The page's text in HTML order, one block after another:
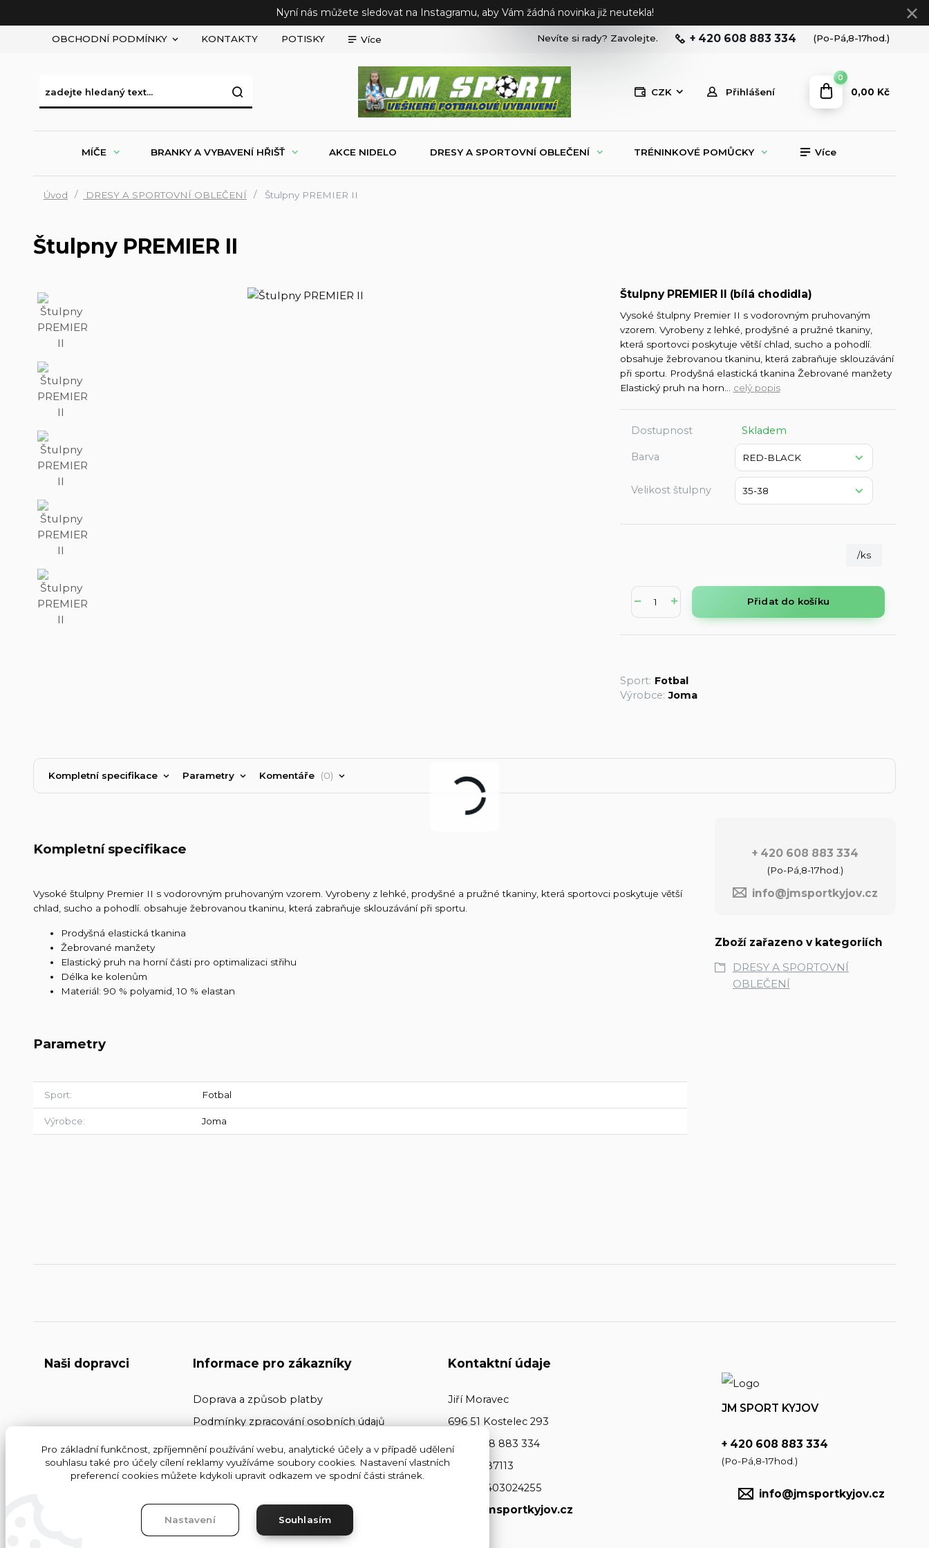
Nyní nás můžete sledovat na Instagramu, aby Vám žádná novinka již neutekla!
OBCHODNÍ PODMÍNKY KONTAKTY POTISKY Více
CZK Přihlášení
Nevíte si rady? Zavolejte. + 420 608 883 334 (Po-Pá,8-17hod.)
0
0,00 Kč
MÍČE BRANKY A VYBAVENÍ HŘIŠŤ AKCE NIDELO DRESY A SPORTOVNÍ OBLEČENÍ TRÉNINKOVÉ POMŮCKY Více
Úvod DRESY A SPORTOVNÍ OBLEČENÍ Štulpny PREMIER II
Štulpny PREMIER II
Štulpny PREMIER II (bílá chodidla)
Vysoké štulpny Premier II s vodorovným pruhovaným
vzorem. Vyrobeny z lehké, prodyšné a pružné tkaniny,
která sportovci poskytuje větší chlad, sucho a pohodlí.
obsahuje žebrovanou tkaninu, která zabraňuje sklouzávání
při sportu. Prodyšná elastická tkanina Žebrované manžety
Elastický pruh na horn... celý popis
Dostupnost Skladem
Barva
Velikost štulpny
/ks
Přidat do košíku
Sport: Fotbal
Výrobce: Joma
Kompletní specifikace Parametry Komentáře 0
Kompletní specifikace
Vysoké štulpny Premier II s vodorovným pruhovaným vzorem. Vyrobeny z lehké, prodyšné a pružné tkaniny, která sportovci poskytuje větší
chlad, sucho a pohodlí. obsahuje žebrovanou tkaninu, která zabraňuje sklouzávání při sportu.
Prodyšná elastická tkanina
Žebrované manžety
Elastický pruh na horní části pro optimalizaci střihu
Délka ke kolenům
Materiál: 90 % polyamid, 10 % elastan
Parametry
Sport Fotbal
Výrobce Joma
+ 420 608 883 334
(Po-Pá,8-17hod.)
info@jmsportkyjov.cz
Zboží zařazeno v kategoriích
DRESY A SPORTOVNÍ
OBLEČENÍ
Naši dopravci Informace pro zákazníky
Doprava a způsob platby
Podmínky zpracování osobních údajů
Kontakty
Obchodní podmínky
Kontaktní údaje
Jiří Moravec
696 51 Kostelec 293
+420 608 883 334
ičo: 64487113
dič: CZ7403024255
www.jmsportkyjov.cz
JM SPORT KYJOV
+ 420 608 883 334
(Po-Pá,8-17hod.)
info@jmsportkyjov.cz
Pro základní funkčnost, zpříjemnění používání webu, analytické účely a v případě udělení
souhlasu také pro účely cílení reklamy využíváme soubory cookies. Nastavení vlastních
preferencí cookies můžete kdykoli upravit odkazem ve spodní části stránek.
Nastavení Souhlasím